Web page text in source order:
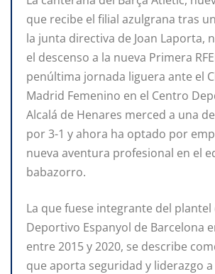
que recibe el filial azulgrana tras
la junta directiva de Joan Laporta,
el descenso a la nueva Primera
penúltima jornada liguera ante el
Madrid Femenino en el Centro
Alcalá de Henares merced a una
por 3-1 y ahora ha optado por
nueva aventura profesional en el
babazorro.
La que fuese integrante del plantel
Deportivo Espanyol de Barcelona
entre 2015 y 2020, se describe
que aporta seguridad y liderazgo a